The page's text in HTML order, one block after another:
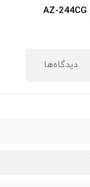
دیدگاه‌ها